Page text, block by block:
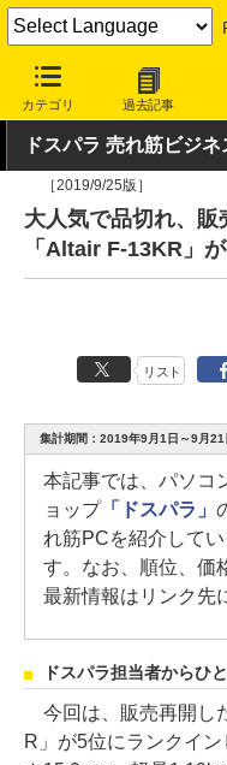
カテゴリ 過去記事
INTERNET Watch ハード
ドスパラ 売れ筋ビジ
［2019/9/25版］
大人気で品切れ、販
「Altair F-13KR」
リスト
集計期間：2019年9月1日～9月21
本記事では、パソコ
ョップ「ドスパラ」
れ筋PCを紹介してい
す。なお、順位、価
最新情報はリンク先
ドスパラ担当者からひ
今回は、販売再開し
R」が5位にランクイ